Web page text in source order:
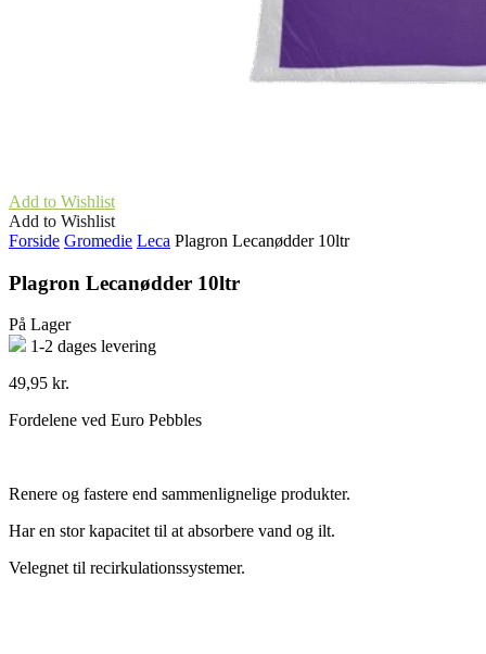
Add to Wishlist
Add to Wishlist
Forside Gromedie Leca Plagron Lecanødder 10ltr
Plagron Lecanødder 10ltr
På Lager
1-2 dages levering
49,95 kr.
Fordelene ved Euro Pebbles
Renere og fastere end sammenlignelige produkter.
Har en stor kapacitet til at absorbere vand og ilt.
Velegnet til recirkulationssystemer.